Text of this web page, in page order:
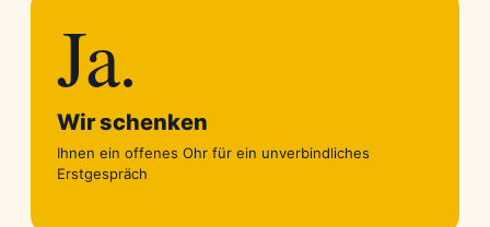
Ja.
Wir schenken
Ihnen ein offenes Ohr für ein unverbindliches
Erstgespräch